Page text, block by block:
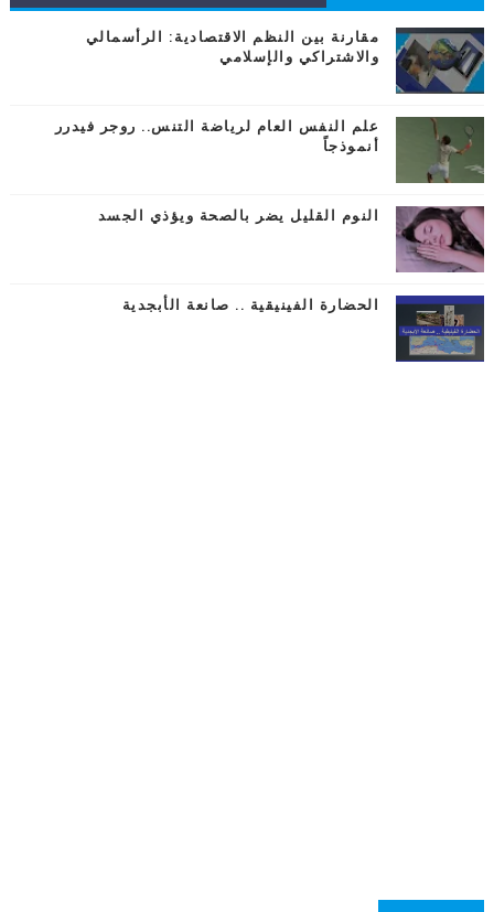
مقارنة بين النظم الاقتصادية: الرأسمالي
والاشتراكي والإسلامي
علم النفس العام لرياضة التنس.. روجر فيدرر
أنموذجاً
النوم القليل يضر بالصحة ويؤذي الجسد
الحضارة الفينيقية .. صانعة الأبجدية